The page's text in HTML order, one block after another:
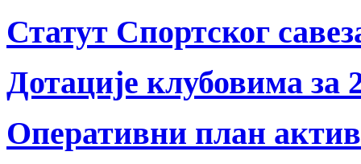
Статут Спортског
Дотације клубовима за
Оперативни план